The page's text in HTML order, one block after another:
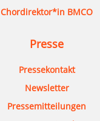
Chordirektor*in BMCO
Presse
Pressekontakt
Newsletter
Pressemitteilungen